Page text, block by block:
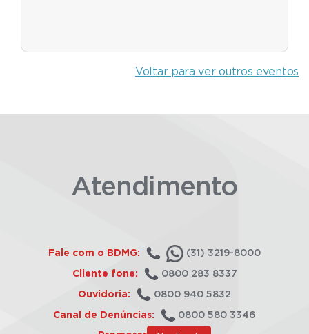
Voltar para ver outros eventos
Atendimento
Fale com o BDMG: (31) 3219-8000
Cliente fone: 0800 283 8337
Ouvidoria: 0800 940 5832
Canal de Denúncias: 0800 580 3346